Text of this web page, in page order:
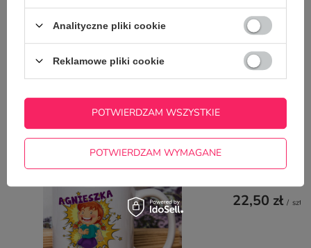
Potrzebujesz pomocy? Masz pytania?
Zadaj pytanie a my odpowiemy
odpowiedzi publikując dla innych.
ZADAJ PYTANIE
NAJCZĘŚCIEJ KUPOWANE Z
TYM TOWAREM
22,50 zł / szt.
Analityczne pliki cookie
Reklamowe pliki cookie
POTWIERDZAM WYMAGANE
POTWIERDZAM WSZYSTKIE